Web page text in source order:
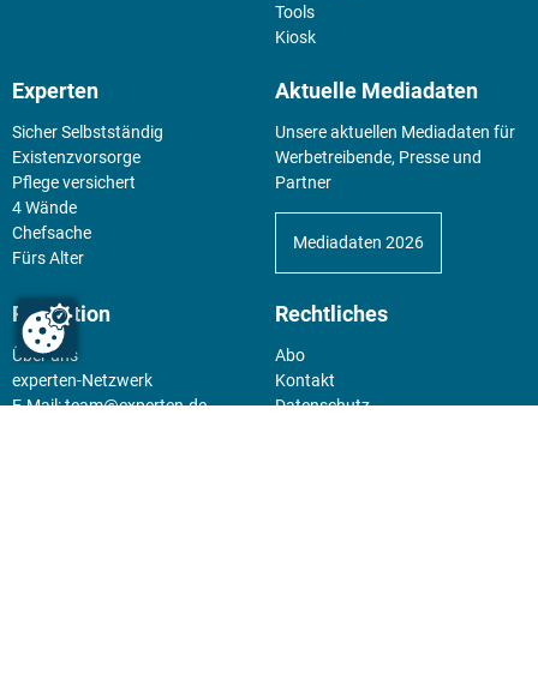
Tools
Kiosk
Experten
Sicher Selbstständig
Existenz­vorsorge
Pflege versichert
4 Wände
Chefsache
Fürs Alter
Aktuelle Mediadaten
Unsere aktuellen Mediadaten für
Werbetreibende, Presse und
Partner
Mediadaten 2026
Redaktion
Über uns
experten-Netzwerk
E-Mail:team@experten.de
Rechtliches
Abo
Kontakt
Datenschutz